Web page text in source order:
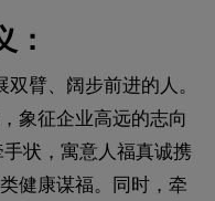
：
臂、阔步前进的人。
象征企业高远的志向
状，寓意人福真诚携
健康谋福。同时，牵